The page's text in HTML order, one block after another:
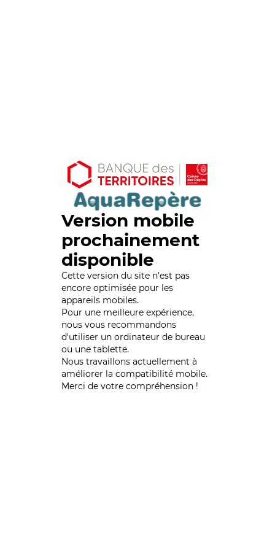
Version mobile
prochainement
disponible
Cette version du site n’est pas
encore optimisée pour les
appareils mobiles.
Pour une meilleure expérience,
nous vous recommandons
d'utiliser un ordinateur de bureau
ou une tablette.
Nous travaillons actuellement à
améliorer la compatibilité mobile.
Merci de votre compréhension !